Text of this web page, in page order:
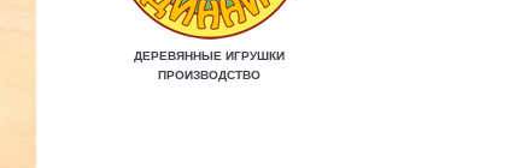
ДЕРЕВЯННЫЕ ИГРУШКИ
ПРОИЗВОДСТВО